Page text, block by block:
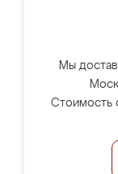
Мы
Стоимость